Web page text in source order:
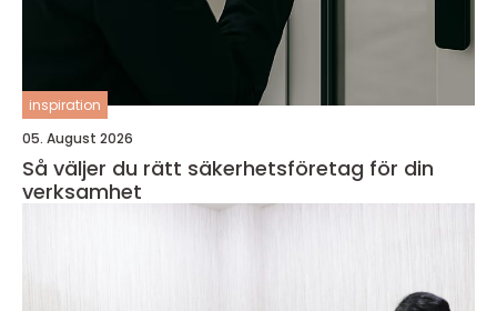
inspiration
05. August 2026
Så väljer du rätt säkerhetsföretag för din
verksamhet